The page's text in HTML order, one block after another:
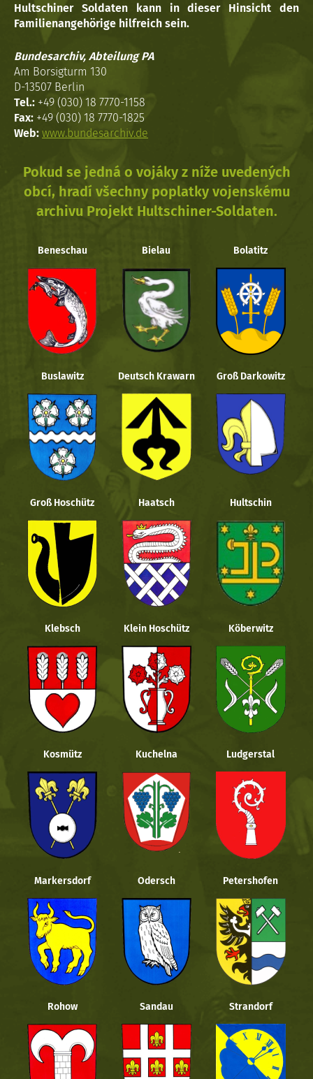
Hultschiner Soldaten kann in dieser Hinsicht den
Familienangehörige hilfreich sein.
Bundesarchiv, Abteilung PA
Am Borsigturm 130
D-13507 Berlin
Tel.: +49 (030) 18 7770-1158
Fax: +49 (030) 18 7770-1825
Web: www.bundesarchiv.de
Pokud se jedná o vojáky z níže uvedených
obcí, hradí všechny poplatky vojenskému
archivu Projekt Hultschiner-Soldaten.
Beneschau Bielau Bolatitz
Buslawitz Deutsch Krawarn Groß Darkowitz
Groß Hoschütz Haatsch Hultschin
Klebsch Klein Hoschütz Köberwitz
Kosmütz Kuchelna Ludgerstal
Markersdorf Odersch Petershofen
Rohow Sandau Strandorf